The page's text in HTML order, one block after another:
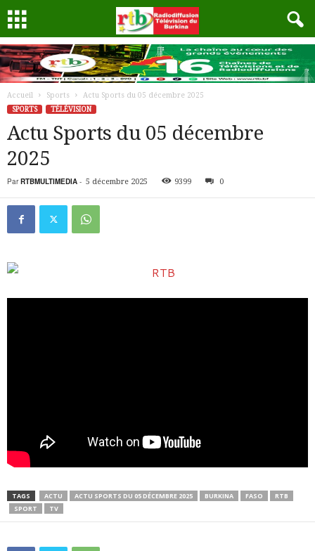
Accueil Sports
Actu Sports du 05 décembre 2025
SPORTS
TÉLÉVISION
Actu Sports du 05 décembre
2025
Par RTBMULTIMEDIA - 5 décembre 2025 9399 0
TAGS ACTU ACTU SPORTS DU 05 DÉCEMBRE 2025 BURKINA FASO
RTB
SPORT
TV